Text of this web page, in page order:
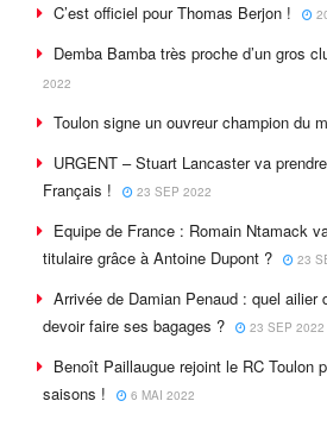
C’est officiel pour Thomas Berjon !
Demba Bamba très proche d’un gros
2022
Toulon signe un ouvreur champion du
URGENT – Stuart Lancaster va
Français !
23 SEP 2022
Equipe de France : Romain Ntamack
titulaire grâce à Antoine Dupont ?
23
Arrivée de Damian Penaud : quel ailier
devoir faire ses bagages ?
23 SEP 2022
Benoît Paillaugue rejoint le RC Toulon
saisons !
6 MAI 2022